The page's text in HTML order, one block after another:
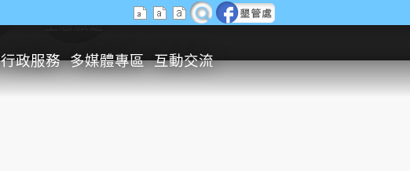
行政服務 多媒體專區 互動交流
生態旅遊